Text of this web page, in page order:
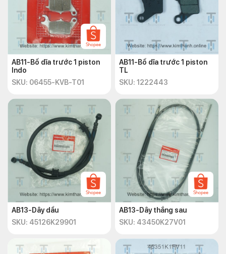
AB11-Bố dĩa trước 1 piston
Indo
SKU: 06455-KVB-T01
AB11-Bố dĩa trước 1 piston
TL
SKU: 1222443
AB13-Dây dầu
SKU: 45126K29901
AB13-Dây thắng sau
SKU: 43450K27V01